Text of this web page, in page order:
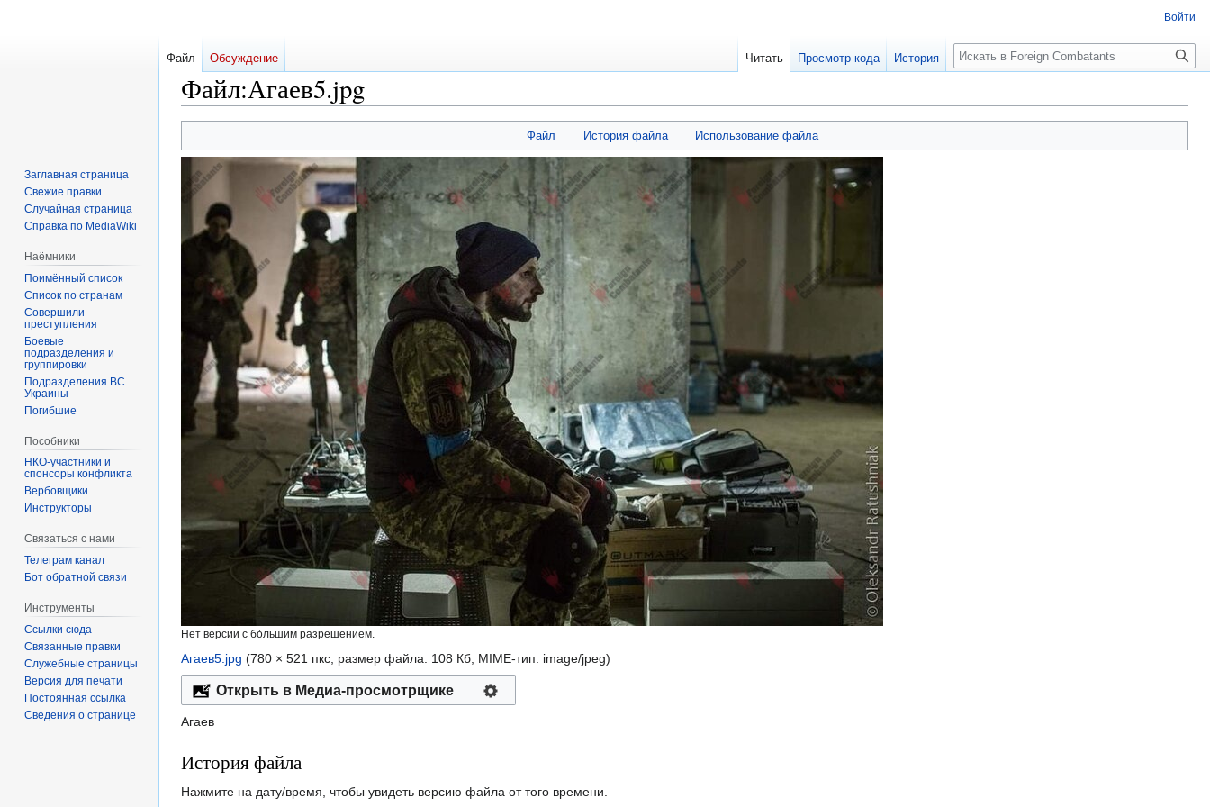
Файл:Агаев5.jpg
к
навигации
к
поиску
Файл История файла Использование файла
Нет версии с бо́льшим разрешением.
Агаев5.jpg (780 × 521 пкс, размер файла: 108 Кб, MIME-тип: image/jpeg)
Открыть в Медиа-просмотрщике
Агаев
История файла
Нажмите на дату/время, чтобы увидеть версию файла от того времени.
Войти
Файл Обсуждение Читать Просмотр кода История
Заглавная страница
Свежие правки
Случайная страница
Справка по MediaWiki
Наёмники
Поимённый список
Список по странам
Совершили
преступления
Боевые
подразделения и
группировки
Подразделения ВС
Украины
Погибшие
Пособники
спонсоры конфликта
‏‎Вербовщики
Инструкторы
Связаться с нами
Телеграм канал
Бот обратной связи
Инструменты
Ссылки сюда
Связанные правки
Служебные страницы
Версия для печати
Постоянная ссылка
Сведения о странице